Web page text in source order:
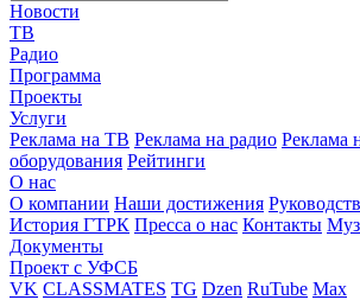
Новости
ТВ
Радио
Программа
Проекты
Услуги
Реклама на ТВ Реклама на радио Реклама
оборудования Рейтинги
О нас
О компании Наши достижения
История ГТРК Пресса о нас Контакты
Документы
Проект с УФСБ
VK CLASSMATES TG Dzen RuTube Max